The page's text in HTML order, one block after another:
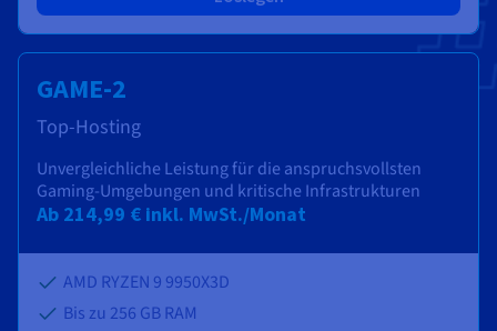
GAME-2
Top-Hosting
Unvergleichliche Leistung für die anspruchsvollsten
Gaming-Umgebungen und kritische Infrastrukturen
Ab 214,99 € inkl. MwSt./Monat
AMD RYZEN 9 9950X3D
Bis zu 256 GBRAM